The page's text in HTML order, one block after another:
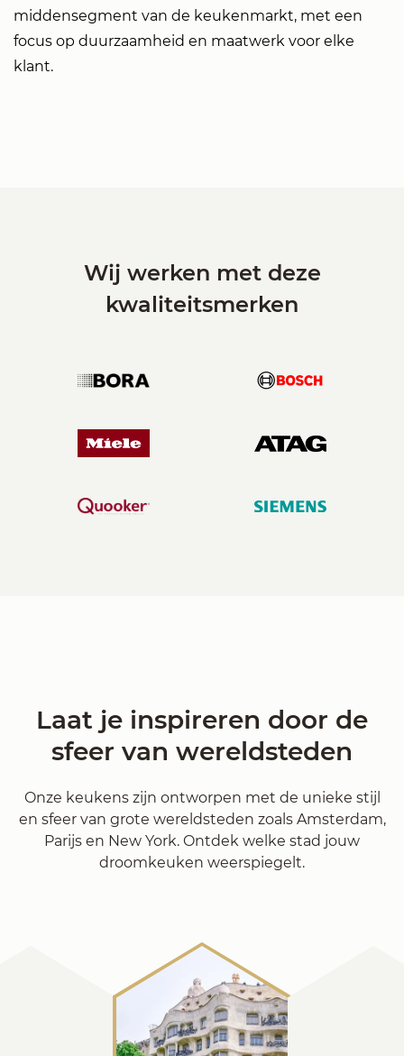
middensegment van de keukenmarkt, met een
focus op duurzaamheid en maatwerk voor elke
klant.
Wij werken met deze
kwaliteitsmerken
Laat je inspireren door de
sfeer van wereldsteden
Onze keukens zijn ontworpen met de unieke stijl
en sfeer van grote wereldsteden zoals Amsterdam,
Parijs en New York. Ontdek welke stad jouw
droomkeuken weerspiegelt.